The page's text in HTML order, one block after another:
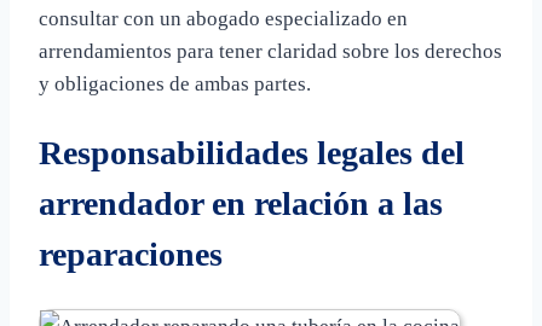
consultar con un abogado especializado en
arrendamientos para tener claridad sobre los derechos
y obligaciones de ambas partes.
Responsabilidades legales del
arrendador en relación a las
reparaciones